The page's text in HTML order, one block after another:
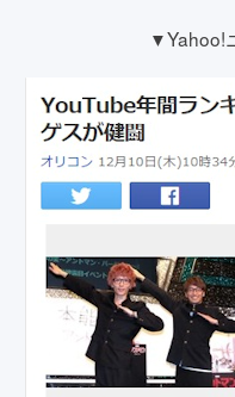
▼Yahoo!